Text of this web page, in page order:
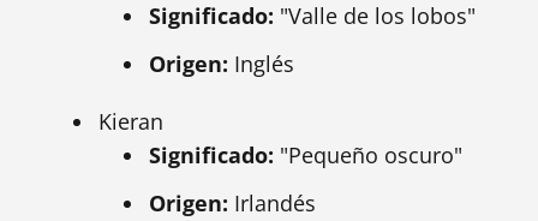
Significado: "Valle de los lobos"
Origen: Inglés
Kieran
Significado: "Pequeño oscuro"
Origen: Irlandés